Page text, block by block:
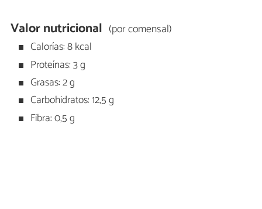
Valor nutricional (por comensal)
Calorías: 8 kcal
Proteínas: 3 g
Grasas: 2 g
Carbohidratos: 12,5 g
Fibra: 0,5 g